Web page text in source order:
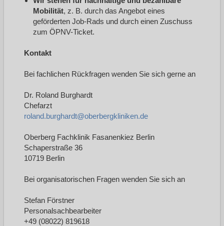
Mobilität, z. B. durch das Angebot eines
geförderten Job-Rads und durch einen Zuschuss
zum ÖPNV-Ticket.
Kontakt
Bei fachlichen Rückfragen wenden Sie sich gerne an
Dr. Roland Burghardt
Chefarzt
roland.burghardt@oberbergkliniken.de
Oberberg Fachklinik Fasanenkiez Berlin
Schaperstraße 36
10719 Berlin
Bei organisatorischen Fragen wenden Sie sich an
Stefan Förstner
Personalsachbearbeiter
+49 (08022) 819618